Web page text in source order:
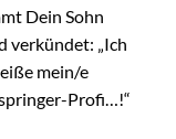
Dein Sohn
verkündet: „Ich
mein/e
Profi…!“